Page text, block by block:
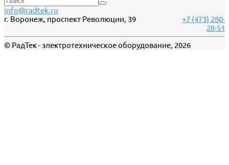
info@radtek.ru
г. Воронеж, проспект Революции, 39
+7 (473) 280-
28-51
© РадТек - электротехническое оборудование, 2026